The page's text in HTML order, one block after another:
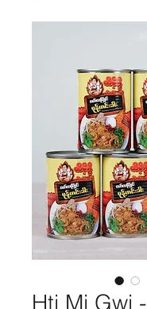
Hti Mi Gwi -